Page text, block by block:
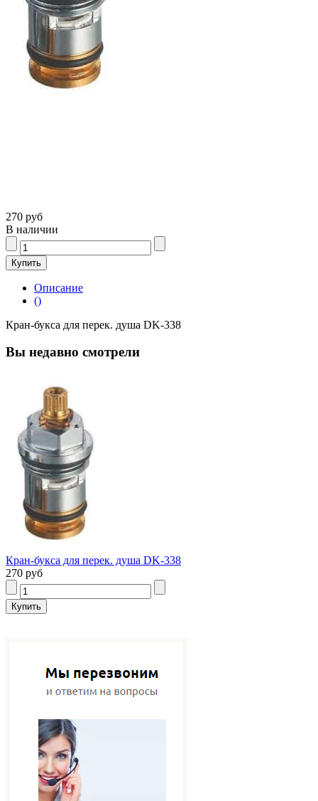
270 руб
В наличии
Описание
()
Кран-букса для перек. душа DK-338
Вы недавно смотрели
Кран-букса для перек. душа DK-338
270 руб